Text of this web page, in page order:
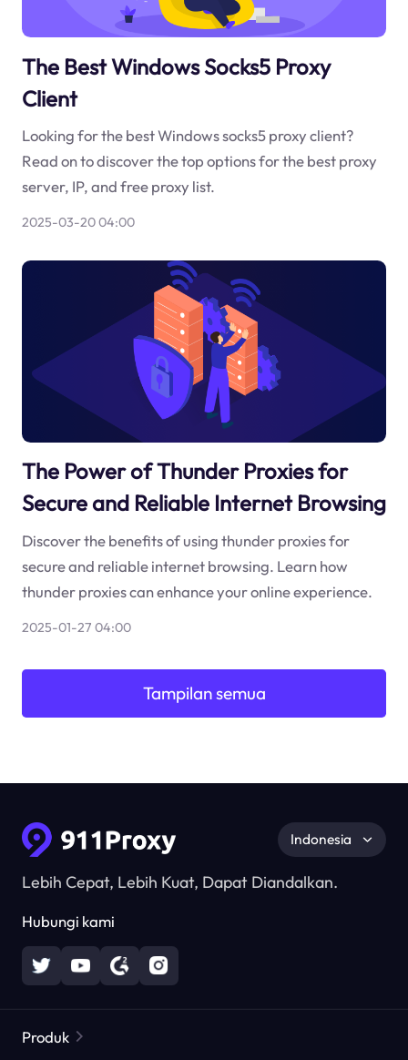
The Best Windows Socks5 Proxy
Client
Looking for the best Windows socks5 proxy client?
Read on to discover the top options for the best proxy
server, IP, and free proxy list.
2025-03-20 04:00
The Power of Thunder Proxies for
Secure and Reliable Internet Browsing
Discover the benefits of using thunder proxies for
secure and reliable internet browsing. Learn how
thunder proxies can enhance your online experience.
2025-01-27 04:00
Tampilan semua
Lebih Cepat, Lebih Kuat, Dapat Diandalkan.
Hubungi kami
Indonesia
Produk